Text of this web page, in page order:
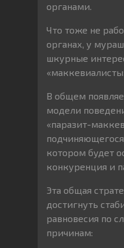
органами.
Что тоже не
органах, у
шкурные
В общем
модели
«паразит-
котором будет
конкуренция и
Эта общая
достигнуть
равновесия по
причинам: